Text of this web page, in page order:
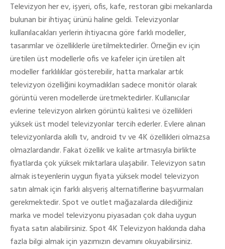
Televizyon her ev, işyeri, ofis, kafe, restoran gibi mekanlarda
bulunan bir ihtiyaç ürünü haline geldi. Televizyonlar
kullanılacakları yerlerin ihtiyacına göre farklı modeller,
tasarımlar ve özelliklerle üretilmektedirler. Örneğin ev için
üretilen üst modellerle ofis ve kafeler için üretilen alt
modeller farklılıklar gösterebilir, hatta markalar artık
televizyon özelliğini koymadıkları sadece monitör olarak
görüntü veren modellerde üretmektedirler. Kullanıcılar
evlerine televizyon alırken görüntü kalitesi ve özellikleri
yüksek üst model televizyonlar tercih ederler. Evlere alınan
televizyonlarda akıllı tv, android tv ve 4K özellikleri olmazsa
olmazlardandır. Fakat özellik ve kalite artmasıyla birlikte
fiyatlarda çok yüksek miktarlara ulaşabilir. Televizyon satın
almak isteyenlerin uygun fiyata yüksek model televizyon
satın almak için farklı alışveriş alternatiflerine başvurmaları
gerekmektedir. Spot ve outlet mağazalarda dilediğiniz
marka ve model televizyonu piyasadan çok daha uygun
fiyata satın alabilirsiniz. Spot 4K Televizyon hakkında daha
fazla bilgi almak için yazımızın devamını okuyabilirsiniz.